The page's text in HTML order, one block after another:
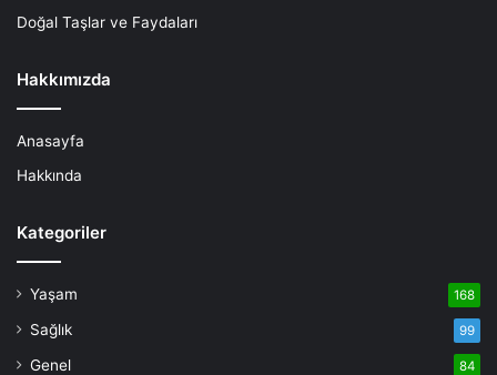
Doğal Taşlar ve Faydaları
Hakkımızda
Anasayfa
Hakkında
Kategoriler
Yaşam 168
Sağlık 99
Genel 84